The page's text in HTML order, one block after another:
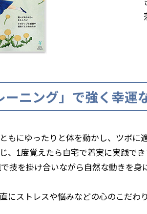
ーニング」で強く幸運
もにゆったりと体を動かし、ツボ
、1度覚えたら自宅で着実に実践でき
技を掛け合いながら自然な動きを
にストレスや悩みなどの心のこだわ